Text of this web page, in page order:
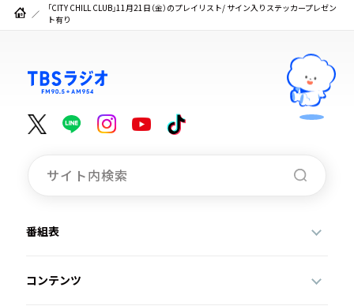
「CITY CHILL CLUB」11月21日（金）のプレイリスト/ サイン入りステッカープレゼン
ト有り
番組表
コンテンツ